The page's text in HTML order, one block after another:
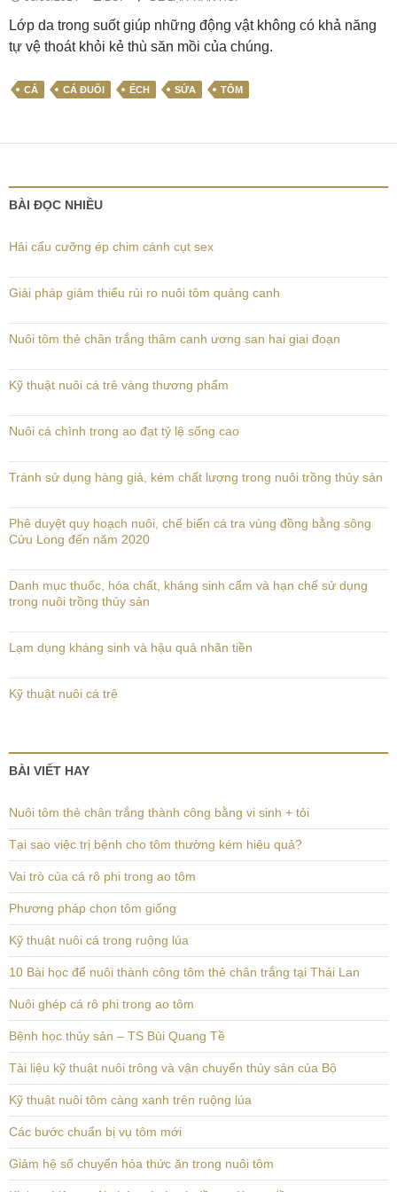
Lớp da trong suốt giúp những động vật không có khả năng
tự vệ thoát khỏi kẻ thù săn mồi của chúng.
CÁ CÁ ĐUỐI ẾCH SỨA TÔM
BÀI ĐỌC NHIỀU
Hải cẩu cưỡng ép chim cánh cụt sex
Giải pháp giảm thiểu rủi ro nuôi tôm quảng canh
Nuôi tôm thẻ chân trắng thâm canh ương san hai giai đoạn
Kỹ thuật nuôi cá trê vàng thương phẩm
Nuôi cá chình trong ao đạt tỷ lệ sống cao
Tránh sử dụng hàng giả, kém chất lượng trong nuôi trồng thủy sản
Phê duyệt quy hoạch nuôi, chế biến cá tra vùng đồng bằng sông
Cửu Long đến năm 2020
Danh mục thuốc, hóa chất, kháng sinh cấm và hạn chế sử dụng
trong nuôi trồng thủy sản
Lạm dụng kháng sinh và hậu quả nhãn tiền
Kỹ thuật nuôi cá trê
BÀI VIẾT HAY
Nuôi tôm thẻ chân trắng thành công bằng vi sinh + tỏi
Tại sao việc trị bệnh cho tôm thường kém hiệu quả?
Vai trò của cá rô phi trong ao tôm
Phương pháp chọn tôm giống
Kỹ thuật nuôi cá trong ruộng lúa
10 Bài học để nuôi thành công tôm thẻ chân trắng tại Thái Lan
Nuôi ghép cá rô phi trong ao tôm
Bệnh học thủy sản – TS Bùi Quang Tề
Tài liệu kỹ thuật nuôi trông và vận chuyển thủy sản của Bộ
Kỹ thuật nuôi tôm càng xanh trên ruộng lúa
Các bước chuẩn bị vụ tôm mới
Giảm hệ số chuyển hóa thức ăn trong nuôi tôm